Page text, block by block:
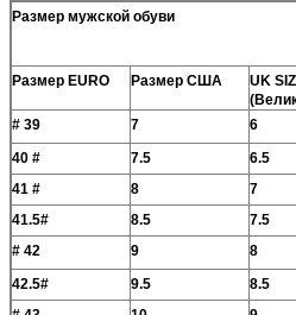
Размер мужской обуви
Размер EURO Размер США
UK
# 39
7 6
40 #
7.5 6.5
41 #
8 7
41.5#
8.5 7.5
# 42
9 8
42.5#
9.5 8.5